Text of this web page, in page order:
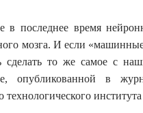
в последнее время
мозга. И если
сделать то же самое с
опубликованной в
технологического